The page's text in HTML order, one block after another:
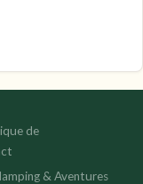
de
& Aventures